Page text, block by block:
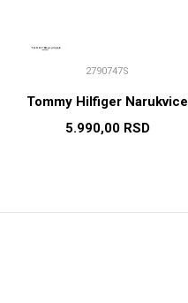
2790747S
Tommy Hilfiger Narukvice
5.990,00 RSD